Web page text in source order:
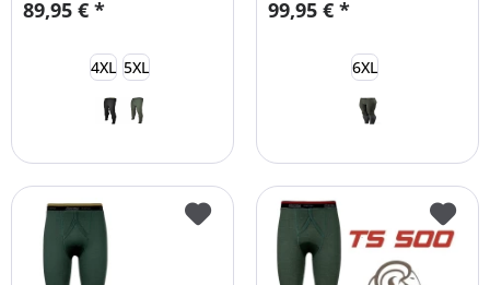
89,95 € *
4XL 5XL
99,95 € *
6XL